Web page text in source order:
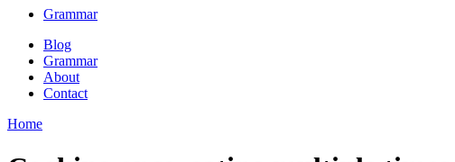
Grammar
Blog
Grammar
About
Contact
Home